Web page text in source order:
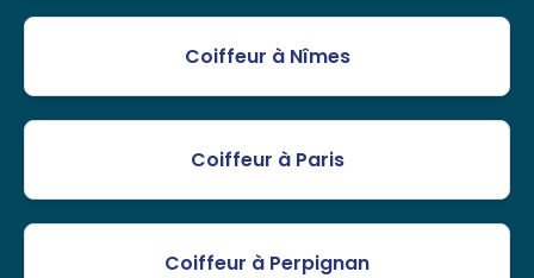
Coiffeur à Nîmes
Coiffeur à Paris
Coiffeur à Perpignan